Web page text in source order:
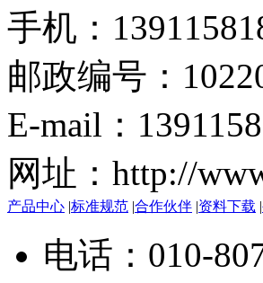
手机：
邮政编号：
E-mail：
网址：http://
产品中心 |标准规范 |合作伙伴 |资料下载 |
电话：010-